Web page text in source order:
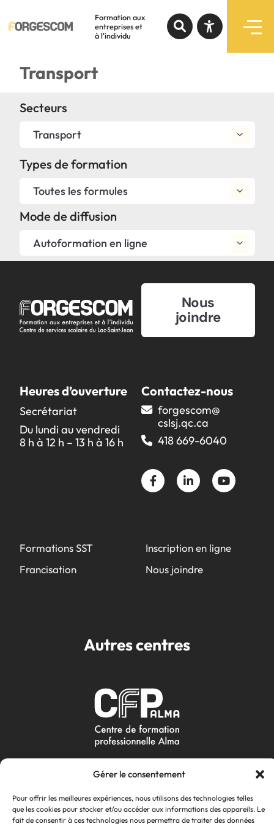
Gérer le consentement
Pour offrir les meilleures expériences, nous utilisons des technologies telles
que les cookies pour stocker et/ou accéder aux informations des appareils. Le
fait de consentir à ces technologies nous permettra de traiter des données
Formation aux
entreprises et
à l'individu
Formations
Services
Notre expertise
Nouvelles
Moodle
Travailler chez Forgescom
Zone conseil SARCA
Police d'écriture lisible
Réinitialiser
Transport
Secteurs
Transport
Types de formation
Toutes les formules
Mode de diffusion
Autoformation en ligne
Nous
joindre
Heures d’ouverture
Secrétariat
Du lundi au vendredi
8 h à 12 h – 13 h à 16 h
Contactez-nous
forgescom@​
cslsj.qc.ca
418 669-6040
Formations SST
Francisation
Inscription en ligne
Nous joindre
Autres centres
Où souhaitez-vous
partager cette page?